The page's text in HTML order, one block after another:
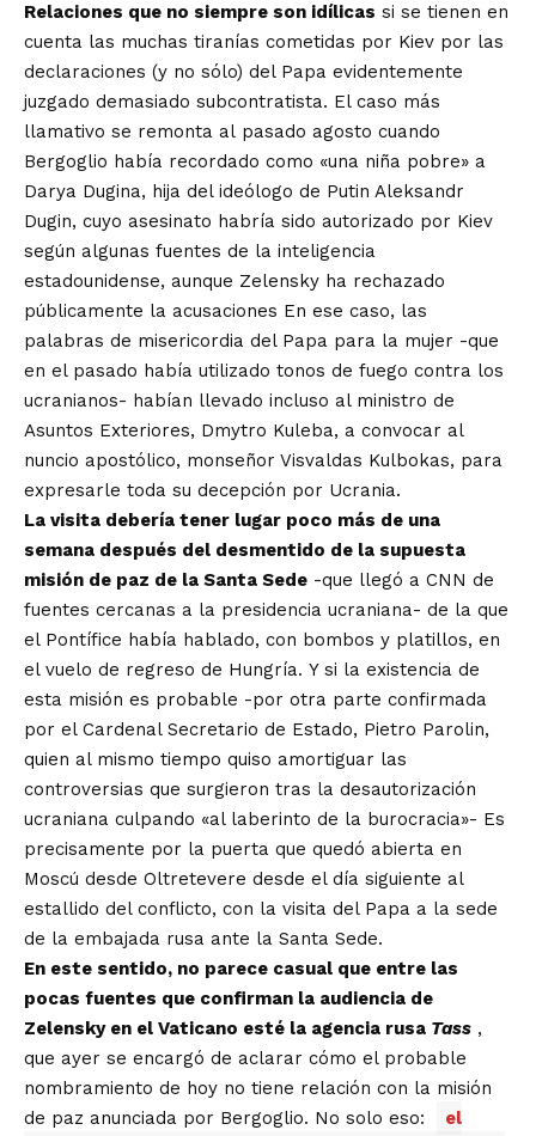
Relaciones que no siempre son idílicas si se tienen en
cuenta las muchas tiranías cometidas por Kiev por las
declaraciones (y no sólo) del Papa evidentemente
juzgado demasiado subcontratista. El caso más
llamativo se remonta al pasado agosto cuando
Bergoglio había recordado como «una niña pobre» a
Darya Dugina, hija del ideólogo de Putin Aleksandr
Dugin, cuyo asesinato habría sido autorizado por Kiev
según algunas fuentes de la inteligencia
estadounidense, aunque Zelensky ha rechazado
públicamente la acusaciones En ese caso, las
palabras de misericordia del Papa para la mujer -que
en el pasado había utilizado tonos de fuego contra los
ucranianos- habían llevado incluso al ministro de
Asuntos Exteriores, Dmytro Kuleba, a convocar al
nuncio apostólico, monseñor Visvaldas Kulbokas, para
expresarle toda su decepción por Ucrania.
La visita debería tener lugar poco más de una
semana después del desmentido de la supuesta
misión de paz de la Santa Sede -que llegó a CNN de
fuentes cercanas a la presidencia ucraniana- de la que
el Pontífice había hablado, con bombos y platillos, en
el vuelo de regreso de Hungría. Y si la existencia de
esta misión es probable -por otra parte confirmada
por el Cardenal Secretario de Estado, Pietro Parolin,
quien al mismo tiempo quiso amortiguar las
controversias que surgieron tras la desautorización
ucraniana culpando «al laberinto de la burocracia»- Es
precisamente por la puerta que quedó abierta en
Moscú desde Oltretevere desde el día siguiente al
estallido del conflicto, con la visita del Papa a la sede
de la embajada rusa ante la Santa Sede.
En este sentido, no parece casual que entre las
pocas fuentes que confirman la audiencia de
Zelensky en el Vaticano esté la agencia rusa Tass ,
que ayer se encargó de aclarar cómo el probable
nombramiento de hoy no tiene relación con la misión
de paz anunciada por Bergoglio. No solo eso:
el